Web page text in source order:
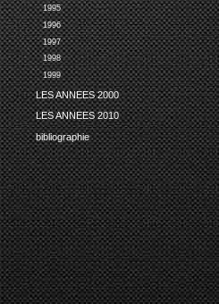
1995
1996
1997
1998
1999
LES ANNEES 2000
LES ANNEES 2010
bibliographie